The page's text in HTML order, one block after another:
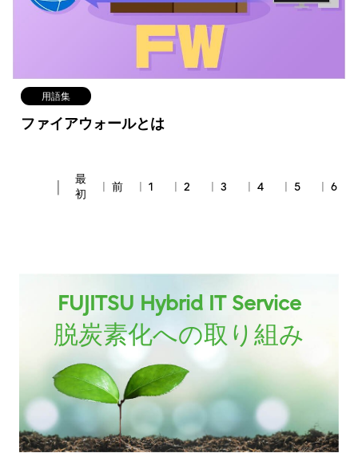
用語集
ファイアウォールとは
最
初
前 1 2 3 4 5 6
FUJITSU Hybrid IT Service
脱炭素化への取り組み